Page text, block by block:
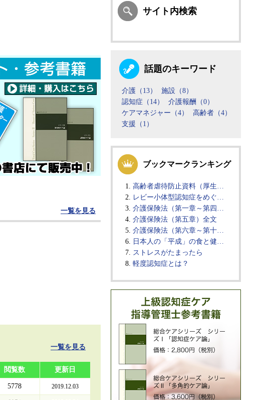
一覧を見る
一覧を見る
閲覧数 更新日
5778 2019.12.03
サイト内検索
話題のキーワード
介護（13）
施設（8）
認知症（14）
介護報酬（0）
ケアマネジャー（4）
高齢者（4）
支援（1）
ブックマークランキング
高齢者虐待防止資料（厚生…
レビー小体型認知症をめぐ…
介護保険法（第一章～第四…
介護保険法（第五章）全文
介護保険法（第六章～第十…
日本人の「平成」の食と健…
ストレスがたまったら
軽度認知症とは？